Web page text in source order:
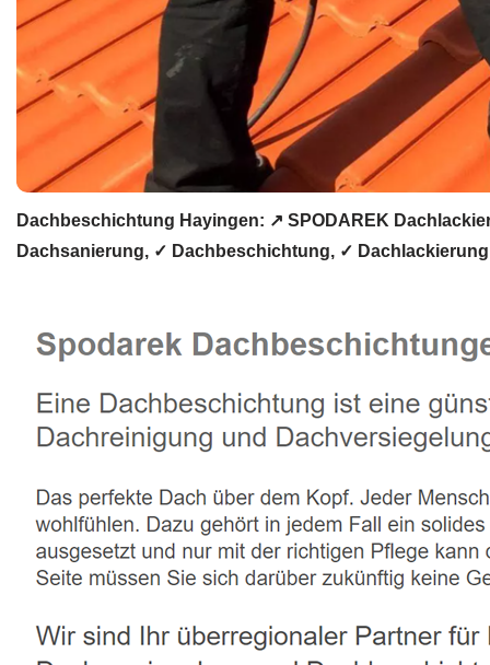
Dachbeschichtung Hayingen: ↗️ SPODAREK
Dachsanierung, ✓ Dachbeschichtung, ✓